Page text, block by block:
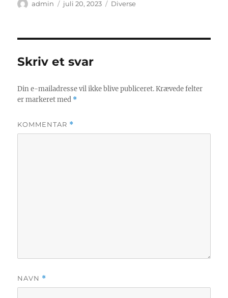
Forfatter
admin Udgivet
juli 20, 2023 Kategorier
Diverse
Skriv et svar
Din e-mailadresse vil ikke blive publiceret. Krævede felter
er markeret med *
KOMMENTAR *
NAVN *